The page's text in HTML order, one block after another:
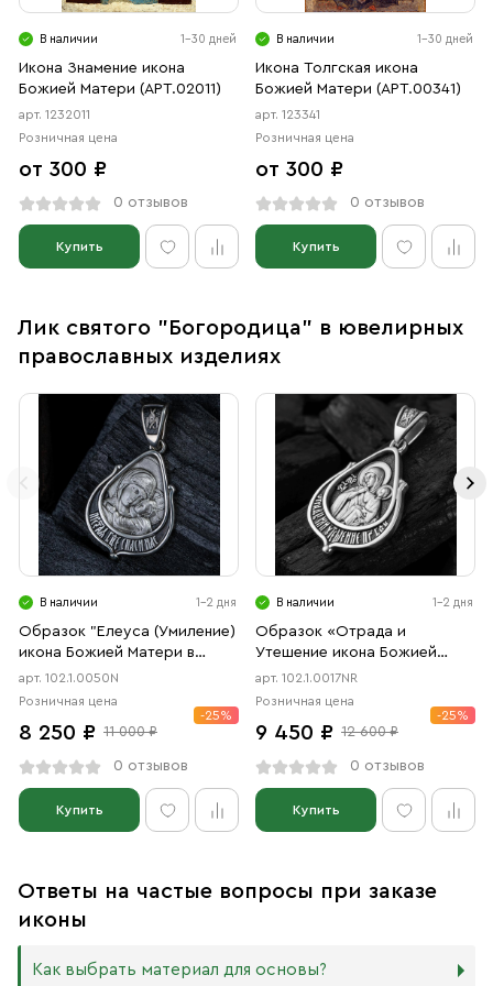
В наличии 1-30 дней
Икона Знамение икона
Божией Матери (АРТ.02011)
арт. 1232011
Розничная цена
от 300 ₽
0 отзывов
Купить
В наличии 1-30 дней
Икона Толгская икона
Божией Матери (АРТ.00341)
арт. 123341
Розничная цена
от 300 ₽
0 отзывов
Купить
Лик святого "Богородица" в ювелирных
православных изделиях
В наличии 1-2 дня
Образок "Елеуса (Умиление)
икона Божией Матери в
форме цаты" чернение
арт. 102.1.0050N
Розничная цена
8 250 ₽ 11 000 ₽
-25%
0 отзывов
Купить
В наличии 1-2 дня
Образок «Отрада и
Утешение икона Божией
Матери в форме цаты»
чернение, родий
арт. 102.1.0017NR
Розничная цена
9 450 ₽ 12 600 ₽
-25%
0 отзывов
Купить
Ответы на частые вопросы при заказе
иконы
Как выбрать материал для основы?